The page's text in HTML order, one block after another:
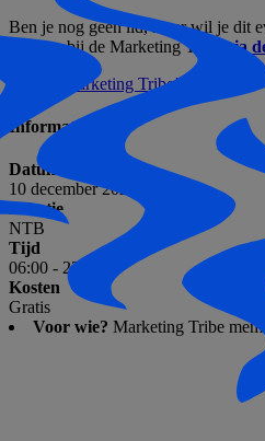
Ben je nog geen lid, maar wil je dit
dan aan bij de Marketing Tribe via
Join de Marketing Tribe!
Informatie
Datum
10 december 2026
Locatie
NTB
Tijd
06:00 - 23:00
Kosten
Gratis
Voor wie? Marketing Tribe